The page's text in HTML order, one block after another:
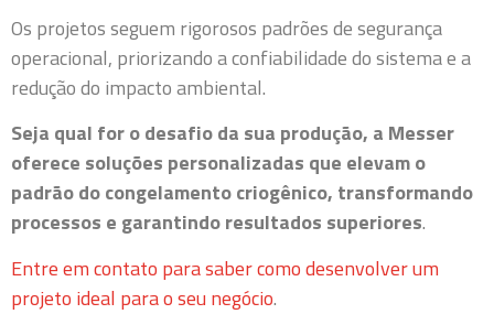
Os projetos seguem rigorosos padrões de segurança
operacional, priorizando a confiabilidade do sistema e a
redução do impacto ambiental.
Seja qual for o desafio da sua produção, a Messer
oferece soluções personalizadas que elevam o
padrão do congelamento criogênico, transformando
processos e garantindo resultados superiores.
Entre em contato para saber como desenvolver um
projeto ideal para o seu negócio.